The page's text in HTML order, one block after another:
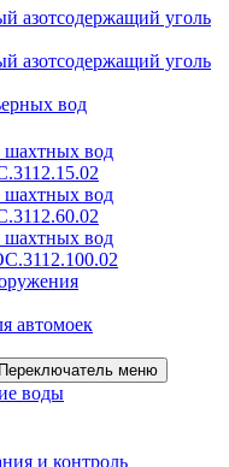
азотсодержащий уголь
азотсодержащий уголь
вод
шахтных вод
шахтных вод
шахтных вод
автомоек
Переключатель меню
воды
и контроль